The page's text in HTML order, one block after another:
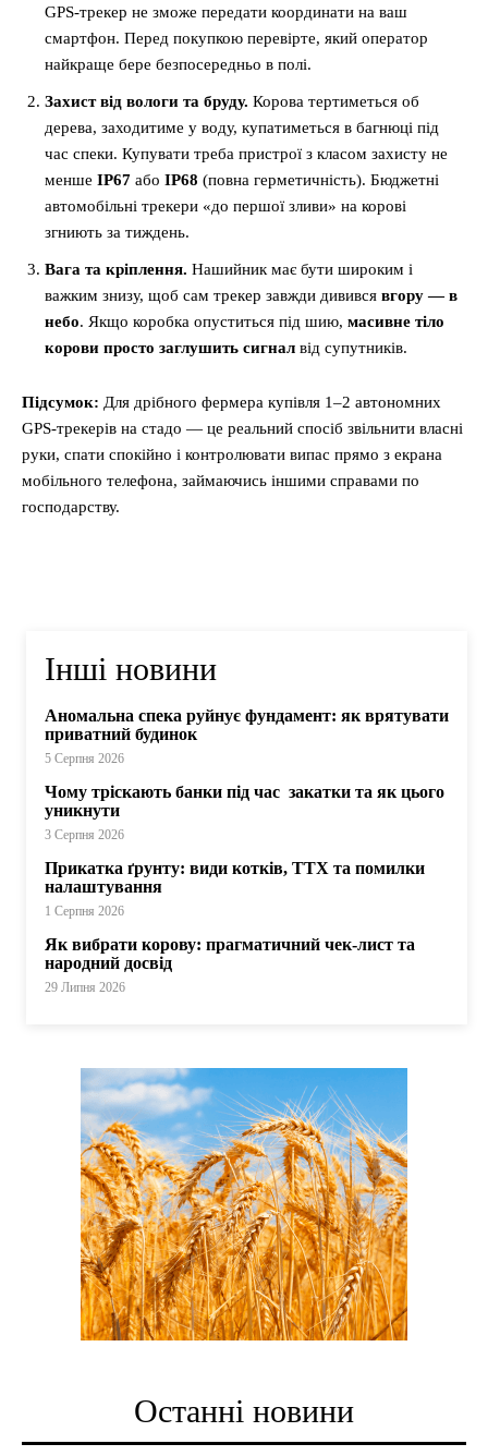
GPS-трекер не зможе передати координати на ваш
смартфон. Перед покупкою перевірте, який оператор
найкраще бере безпосередньо в полі.
Захист від вологи та бруду. Корова тертиметься об
дерева, заходитиме у воду, купатиметься в багнюці під
час спеки. Купувати треба пристрої з класом захисту не
менше IP67 або IP68 (повна герметичність). Бюджетні
автомобільні трекери «до першої зливи» на корові
згниють за тиждень.
Вага та кріплення. Нашийник має бути широким і
важким знизу, щоб сам трекер завжди дивився вгору — в
небо. Якщо коробка опуститься під шию, масивне тіло
корови просто заглушить сигнал від супутників.
Підсумок: Для дрібного фермера купівля 1–2 автономних
GPS-трекерів на стадо — це реальний спосіб звільнити власні
руки, спати спокійно і контролювати випас прямо з екрана
мобільного телефона, займаючись іншими справами по
господарству.
Інші новини
Аномальна спека руйнує фундамент: як врятувати
приватний будинок
5 Серпня 2026
Чому тріскають банки під час закатки та як цього
уникнути
3 Серпня 2026
Прикатка ґрунту: види котків, ТТХ та помилки
налаштування
1 Серпня 2026
Як вибрати корову: прагматичний чек-лист та
народний досвід
29 Липня 2026
Останні новини